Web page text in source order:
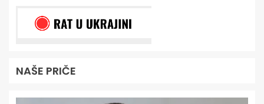
NAŠE PRIČE